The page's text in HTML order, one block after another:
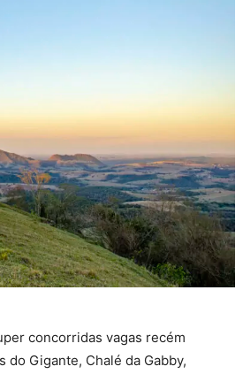
concorridas vagas recém
Gigante, Chalé da Gabby,